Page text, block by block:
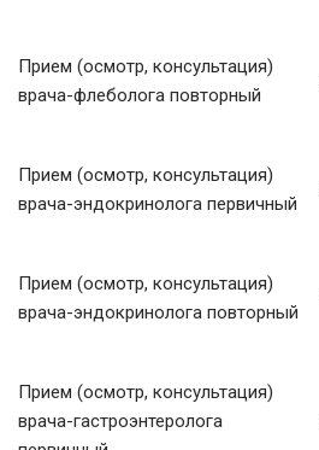
Прием (осмотр, консультация)
врача-флеболога повторный
Прием (осмотр, консультация)
врача-эндокринолога первичный
Прием (осмотр, консультация)
врача-эндокринолога повторный
Прием (осмотр, консультация)
врача-гастроэнтеролога